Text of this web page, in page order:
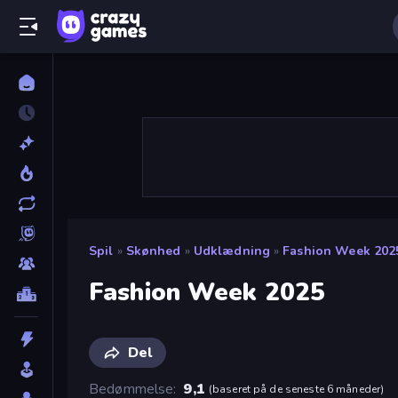
Spil » Skønhed » Udklædning » Fashion Week
Fashion Week 2025
Del
Bedømmelse 9,1 (baseret på de seneste 6 måneder)